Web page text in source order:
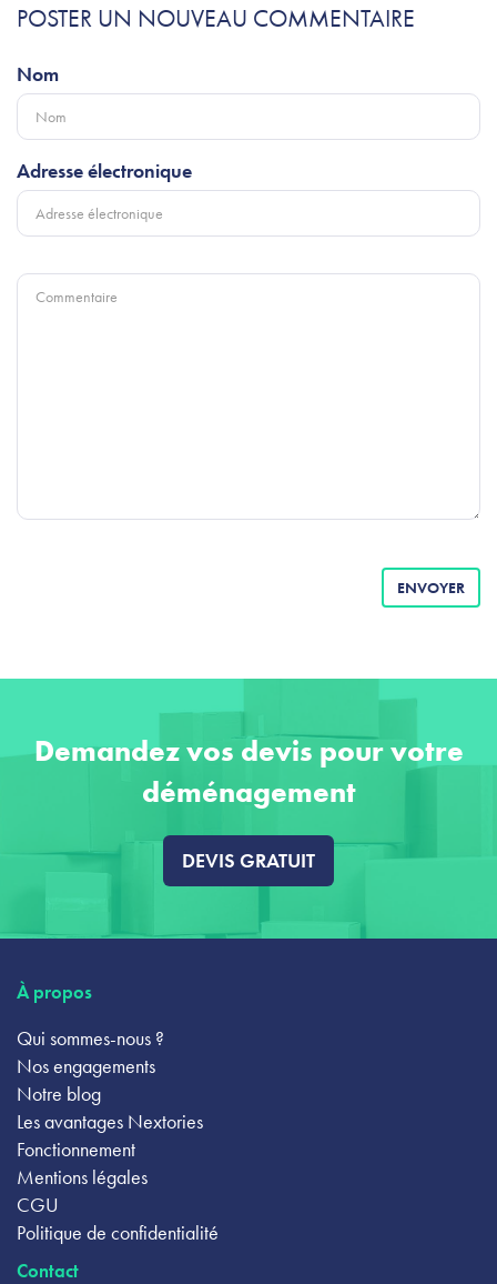
POSTER UN NOUVEAU COMMENTAIRE
Nom
Adresse électronique
Commentaire
ENVOYER
Demandez vos devis pour votre
déménagement
DEVIS GRATUIT
À propos
Qui sommes-nous ?
Nos engagements
Notre blog
Les avantages Nextories
Fonctionnement
Mentions légales
CGU
Politique de confidentialité
Contact